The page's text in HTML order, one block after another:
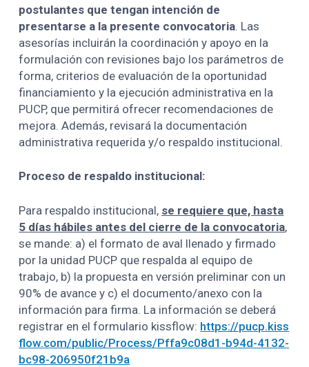
postulantes que tengan intención de
presentarse a la presente convocatoria. Las
asesorías incluirán la coordinación y apoyo en la
formulación con revisiones bajo los parámetros de
forma, criterios de evaluación de la oportunidad
financiamiento y la ejecución administrativa en la
PUCP, que permitirá ofrecer recomendaciones de
mejora. Además, revisará la documentación
administrativa requerida y/o respaldo institucional.
Proceso de respaldo institucional:
Para respaldo institucional, se requiere que, hasta
5 días hábiles antes del cierre de la convocatoria,
se mande: a) el formato de aval llenado y firmado
por la unidad PUCP que respalda al equipo de
trabajo, b) la propuesta en versión preliminar con un
90% de avance y c) el documento/anexo con la
información para firma. La información se deberá
registrar en el formulario kissflow: https://pucp.kiss
flow.com/public/Process/Pffa9c08d1-b94d-4132-
bc98-206950f21b9a